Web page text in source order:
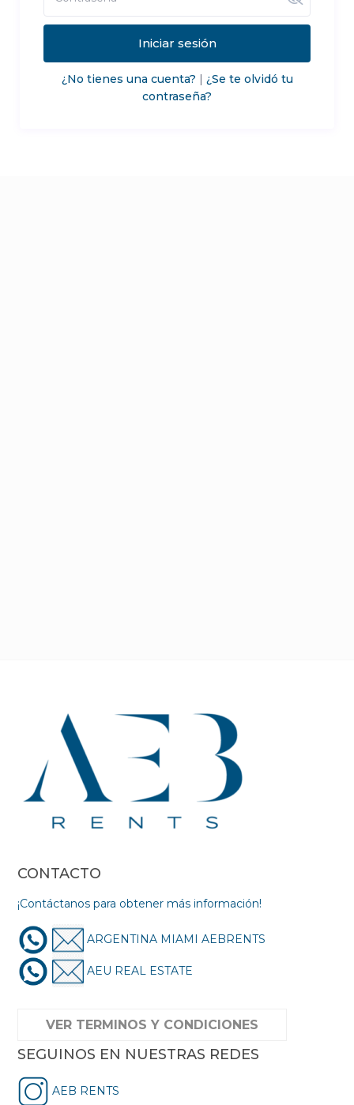
Iniciar sesión
¿No tienes una cuenta? | ¿Se te olvidó tu
contraseña?
CONTACTO
¡Contáctanos para obtener más información!
ARGENTINA MIAMI AEBRENTS
AEU REAL ESTATE
VER TERMINOS Y CONDICIONES
SEGUINOS EN NUESTRAS REDES
AEB RENTS